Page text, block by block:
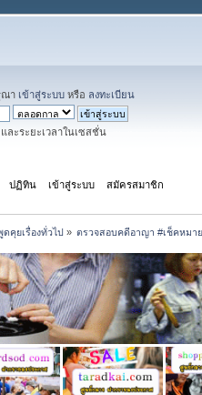
ณา เข้าสู่ระบบ หรือ ลงทะเบียน
ละระยะเวลาในเซสชั่น
ปฏิทิน เข้าสู่ระบบ สมัครสมาชิก
ดคุยเรื่องทั่วไป» ตรวจสอบคดีอาญา #เช็คหมา